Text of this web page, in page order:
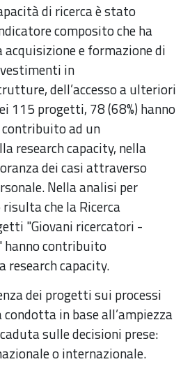
di ricerca è stato
composito che ha
e formazione di
in
dell’accesso a ulteriori
115 progetti, 78 (68%) hanno
ad un
research capacity, nella
dei casi attraverso
Nella analisi per
che la Ricerca
"Giovani ricercatori -
hanno contribuito
research capacity.
dei progetti sui processi
in base all’ampiezza
sulle decisioni prese:
o internazionale.